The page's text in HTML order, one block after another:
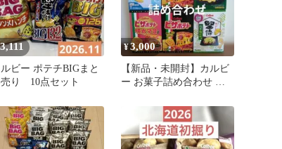
3,111
ビー ポテチBIGまと
り 10点セット
¥3,000
【新品・未開封】カルビ
ー お菓子詰め合わせ ピ
夏ポテト